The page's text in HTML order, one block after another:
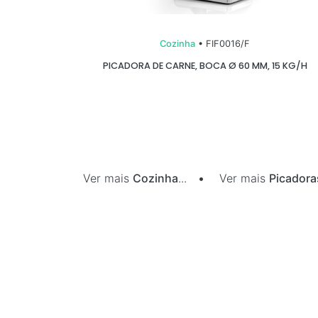
Cozinha • FIF0016/F
PICADORA DE CARNE, BOCA Ø 60 MM, 15 KG/H
Ver mais Cozinha... • Ver mais